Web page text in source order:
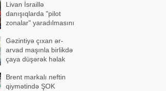
Livan İsraillə
danışıqlarda "pilot
zonalar" yaradılmasını
Gəzintiyə çıxan ər-
arvad maşınla birlikdə
çaya düşərək həlak
Brent markalı neftin
qiymətində ŞOK